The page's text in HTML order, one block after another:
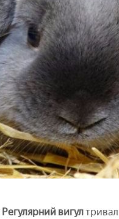
Регулярний вигул